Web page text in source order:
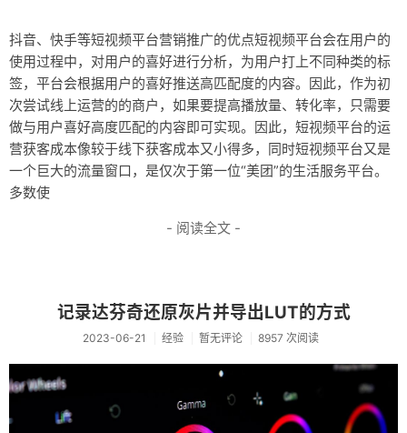
抖音、快手等短视频平台营销推广的优点短视频平台会在用户的
使用过程中，对用户的喜好进行分析，为用户打上不同种类的标
签，平台会根据用户的喜好推送高匹配度的内容。因此，作为初
次尝试线上运营的的商户，如果要提高播放量、转化率，只需要
做与用户喜好高度匹配的内容即可实现。因此，短视频平台的运
营获客成本像较于线下获客成本又小得多，同时短视频平台又是
一个巨大的流量窗口，是仅次于第一位“美团”的生活服务平台。
多数使
- 阅读全文 -
记录达芬奇还原灰片并导出LUT的方式
2023-06-21 经验 暂无评论 8957 次阅读